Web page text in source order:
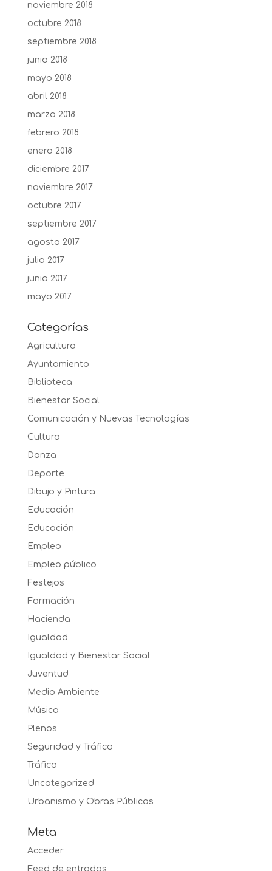
noviembre 2018
octubre 2018
septiembre 2018
junio 2018
mayo 2018
abril 2018
marzo 2018
febrero 2018
enero 2018
diciembre 2017
noviembre 2017
octubre 2017
septiembre 2017
agosto 2017
julio 2017
junio 2017
mayo 2017
Categorías
Agricultura
Ayuntamiento
Biblioteca
Bienestar Social
Comunicación y Nuevas Tecnologías
Cultura
Danza
Deporte
Dibujo y Pintura
Educación
Educación
Empleo
Empleo público
Festejos
Formación
Hacienda
Igualdad
Igualdad y Bienestar Social
Juventud
Medio Ambiente
Música
Plenos
Seguridad y Tráfico
Tráfico
Uncategorized
Urbanismo y Obras Públicas
Meta
Acceder
Feed de entradas